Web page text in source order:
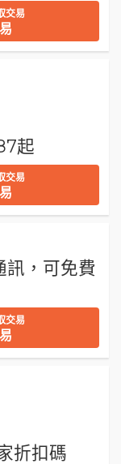
交易
起
交易
，可免費
交易
折扣碼